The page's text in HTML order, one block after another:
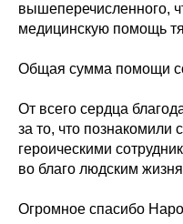
вышеперечисленного,
медицинскую помощь
Общая сумма помощи
От всего сердца
за то, что познакомили
героическими
во благо людским
Огромное спасибо